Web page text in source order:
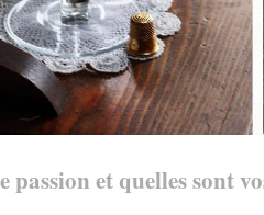
passion et quelles sont